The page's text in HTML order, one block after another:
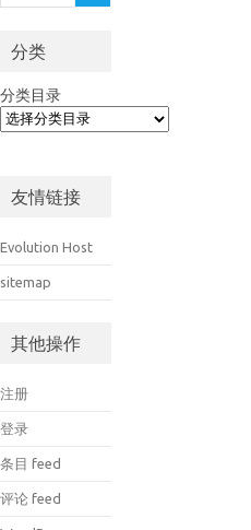
分类
分类目录
友情链接
Evolution Host
sitemap
其他操作
注册
登录
条目 feed
评论 feed